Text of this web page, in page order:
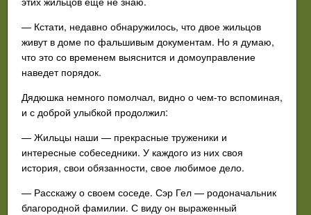
— Кстати, недавно обнаружилось, что двое жильцов
живут в доме по фальшивым документам. Но я думаю,
что это со временем выяснится и домоуправление
наведет порядок.
Дядюшка немного помолчал, видно о чем-то вспоминая,
и с доброй улыбкой продолжил:
— Жильцы наши — прекрасные труженики и
интересные собеседники. У каждого из них своя
история, свои обязанности, свое любимое дело.
— Расскажу о своем соседе. Сэр Гел — родоначальник
благородной фамилии. С виду он выраженный